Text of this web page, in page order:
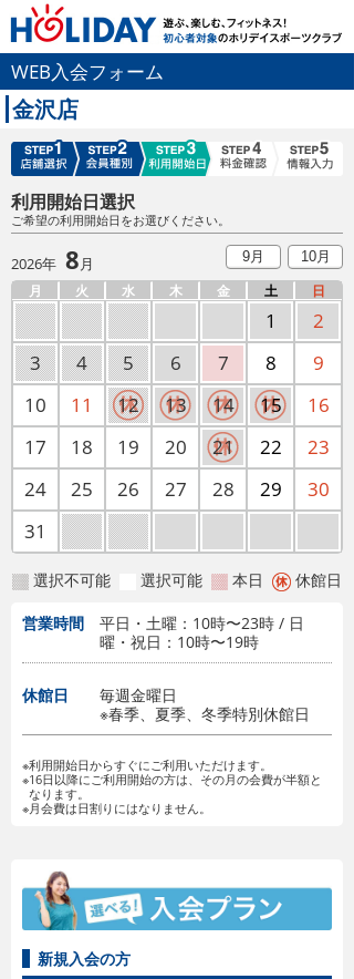
WEB入会フォーム
金沢店
利用開始日選択
ご希望の利用開始日をお選びください。
2026年 8月 9月 10月
月 火 水 木 金 土 日
1
2
3
4 5 6 7 8
9
10
11 12 13 14 15
16
17
18 19 20 21 22
23
24
25 26 27 28 29
30
31
選択不可能 選択可能 本日 休館日
営業時間
平日・土曜：10時〜23時 / 日
曜・祝日：10時〜19時
休館日
毎週金曜日
※春季、夏季、冬季特別休館日
※利用開始日からすぐにご利用いただけます。
※16日以降にご利用開始の方は、その月の会費が半額と
なります。
※月会費は日割りにはなりません。
新規入会の方